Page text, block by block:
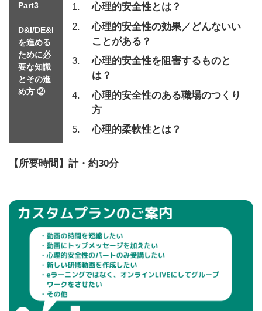
Part3
D&I/DE&I
を進める
ために必
要な知識
とその進
め方 ②
1.
心理的安全性とは？
2.
心理的安全性の効果／どんないい
ことがある？
3.
心理的安全性を阻害するものと
は？
4.
心理的安全性のある職場のつくり
方
5.
心理的柔軟性とは？
【所要時間】計・約30分